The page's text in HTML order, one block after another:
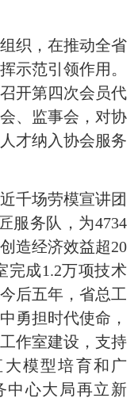
织，在推动全省
示范引领作用。
开第四次会员代
、监事会，对协
才纳入协会服务
场劳模宣讲团
服务队，为4734
造经济效益超20
完成1.2万项技术
后五年，省总工
勇担时代使命，
作室建设，支持
模型培育和广
中心大局再立新